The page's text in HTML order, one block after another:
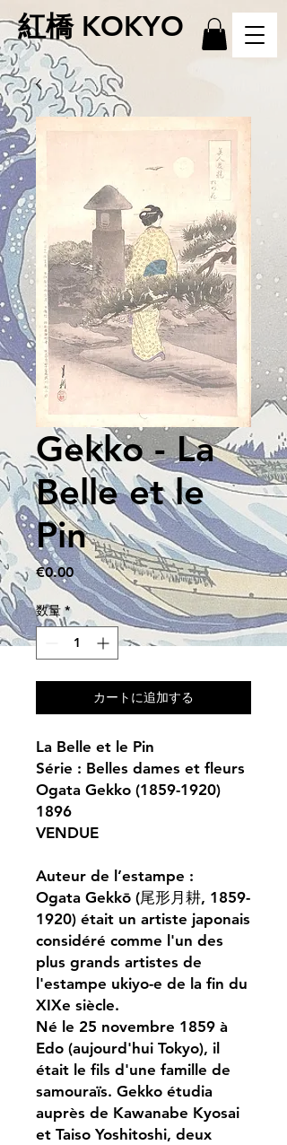
紅橋 KOKYO
Gekko - La
Belle et le
Pin
€0.00価
格
数量 *
カートに追加する
La Belle et le Pin
Série : Belles dames et fleurs
Ogata Gekko (1859-1920)
1896
VENDUE
Auteur de l’estampe :
Ogata Gekkō (尾形月耕, 1859-
1920) était un artiste japonais
considéré comme l'un des
plus grands artistes de
l'estampe ukiyo-e de la fin du
XIXe siècle.
Né le 25 novembre 1859 à
Edo (aujourd'hui Tokyo), il
était le fils d'une famille de
samouraïs. Gekko étudia
auprès de Kawanabe Kyosai
et Taiso Yoshitoshi, deux